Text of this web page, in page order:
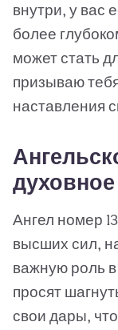
внутри, у вас
более
может стать
призываю
наставления
духовное
Ангел номер
высших сил,
важную роль
просят
свои дары,